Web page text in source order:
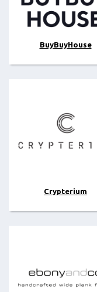
BuyBuyHouse
Crypterium